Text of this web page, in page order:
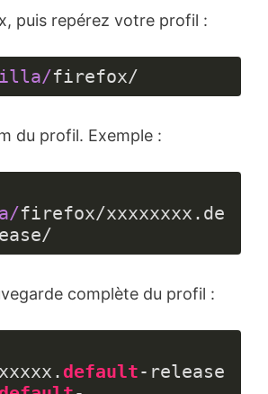
puis repérez votre profil :
firefox/
du profil. Exemple :
firefox/xxxxxxxx.de
complète du profil :
default-release